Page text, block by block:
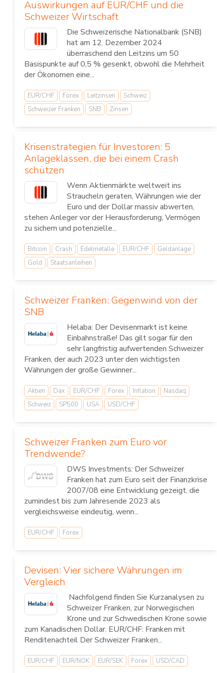
Auswirkungen auf EUR/CHF und die
Schweizer Wirtschaft
Die Schweizerische Nationalbank (SNB)
hat am 12. Dezember 2024
überraschend den Leitzins um 50
Basispunkte auf 0,5 % gesenkt, obwohl die Mehrheit
der Ökonomen eine...
EUR/CHF Forex Leitzinsen
Schweiz
Schweizer Franken
SNB Zinsen
Krisenstrategien für Investoren: 5
Anlageklassen, die bei einem Crash
schützen
Wenn Aktienmärkte weltweit ins
Straucheln geraten, Währungen wie der
Euro und der Dollar massiv abwerten,
stehen Anleger vor der Herausforderung, Vermögen
zu sichern und potenzielle...
Bitcoin Crash Edelmetalle EUR/CHF
Geldanlage
Gold
Staatsanleihen
Schweizer Franken: Gegenwind von der
SNB
Helaba: Der Devisenmarkt ist keine
Einbahnstraße! Das gilt sogar für den
sehr langfristig aufwertenden Schweizer
Franken, der auch 2023 unter den wichtigsten
Währungen der große Gewinner...
Aktien Dax EUR/CHF Forex Inflation
Nasdaq
Schweiz
SP500 USA USD/CHF
Schweizer Franken zum Euro vor
Trendwende?
DWS Investments: Der Schweizer
Franken hat zum Euro seit der Finanzkrise
2007/08 eine Entwicklung gezeigt, die
zumindest bis zum Jahresende 2023 als
vergleichsweise eindeutig, wenn...
EUR/CHF Forex
Devisen: Vier sichere Währungen im
Vergleich
Nachfolgend finden Sie Kurzanalysen zu
Schweizer Franken, zur Norwegischen
Krone und zur Schwedischen Krone sowie
zum Kanadischen Dollar. EUR/CHF: Franken mit
Renditenachteil Der Schweizer Franken...
EUR/CHF EUR/NOK EUR/SEK Forex USD/CAD